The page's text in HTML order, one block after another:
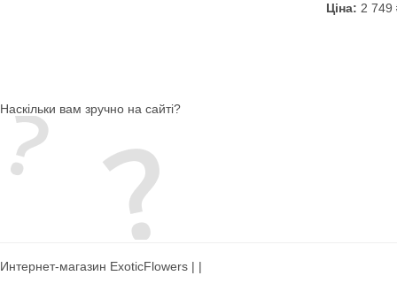
Ціна: 2 749
Наскільки вам зручно на сайті?
Интернет-магазин ExoticFlowers | |